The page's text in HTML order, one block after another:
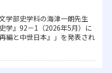
学部史学科の海津一朗先生
学』92－1（2026年5月）に
編と中世日本』」を発表され